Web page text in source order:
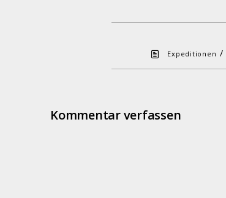
Expeditionen /
Kommentar verfassen